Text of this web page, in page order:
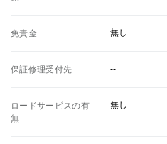
免責金 無し
保証修理受付先 --
ロードサービスの有
無
無し